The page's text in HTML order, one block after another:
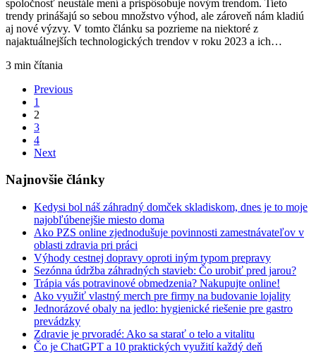
spoločnosť neustále mení a prispôsobuje novým trendom. Tieto
trendy prinášajú so sebou množstvo výhod, ale zároveň nám kladiú
aj nové výzvy. V tomto článku sa pozrieme na niektoré z
najaktuálnejších technologických trendov v roku 2023 a ich…
3 min čítania
Previous
1
2
3
4
Next
Najnovšie články
Kedysi bol náš záhradný domček skladiskom, dnes je to moje
najobľúbenejšie miesto doma
Ako PZS online zjednodušuje povinnosti zamestnávateľov v
oblasti zdravia pri práci
Výhody cestnej dopravy oproti iným typom prepravy
Sezónna údržba záhradných stavieb: Čo urobiť pred jarou?
Trápia vás potravinové obmedzenia? Nakupujte online!
Ako využiť vlastný merch pre firmy na budovanie lojality
Jednorázové obaly na jedlo: hygienické riešenie pre gastro
prevádzky
Zdravie je prvoradé: Ako sa starať o telo a vitalitu
Čo je ChatGPT a 10 praktických využití každý deň